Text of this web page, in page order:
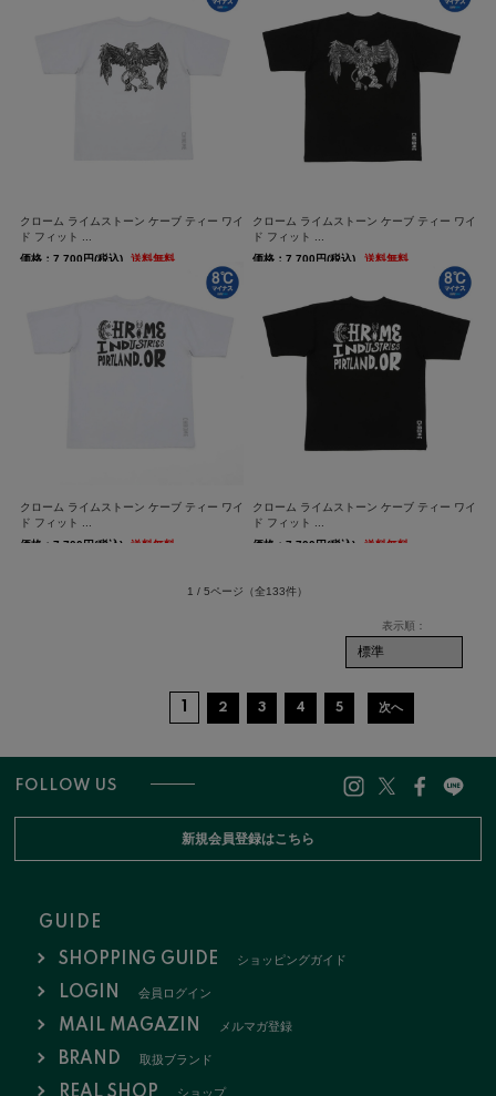
クローム ライムストーン ケーブ ティー ワイ
ド フィット ...
価格：7,700円(税込)
送料無料
クローム ライムストーン ケーブ ティー ワイ
ド フィット ...
価格：7,700円(税込)
送料無料
クローム ライムストーン ケーブ ティー ワイ
ド フィット ...
価格：7,700円(税込)
送料無料
クローム ライムストーン ケーブ ティー ワイ
ド フィット ...
価格：7,700円(税込)
送料無料
1 / 5ページ （全133件）
2 3 4 5 次へ
FOLLOW US
新規会員登録はこちら
GUIDE
SHOPPING GUIDE ショッピングガイド
LOGIN 会員ログイン
MAIL MAGAZIN メルマガ登録
BRAND 取扱ブランド